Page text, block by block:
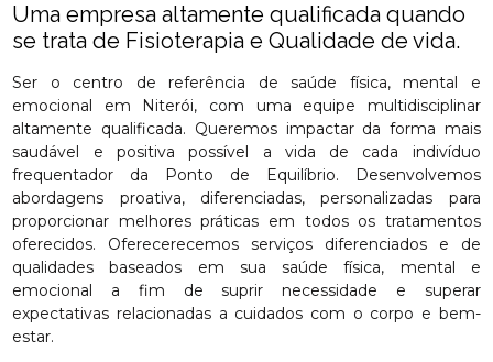
Uma empresa altamente qualificada quando
se trata de Fisioterapia e Qualidade de vida.
Ser o centro de referência de saúde física, mental e
emocional em Niterói, com uma equipe multidisciplinar
altamente qualificada. Queremos impactar da forma mais
saudável e positiva possível a vida de cada indivíduo
frequentador da Ponto de Equilíbrio. Desenvolvemos
abordagens proativa, diferenciadas, personalizadas para
proporcionar melhores práticas em todos os tratamentos
oferecidos. Oferecerecemos serviços diferenciados e de
qualidades baseados em sua saúde física, mental e
emocional a fim de suprir necessidade e superar
expectativas relacionadas a cuidados com o corpo e bem-
estar.